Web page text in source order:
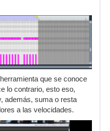
que se conoce
lo contrario, esto eso,
además, suma o resta
a las velocidades.